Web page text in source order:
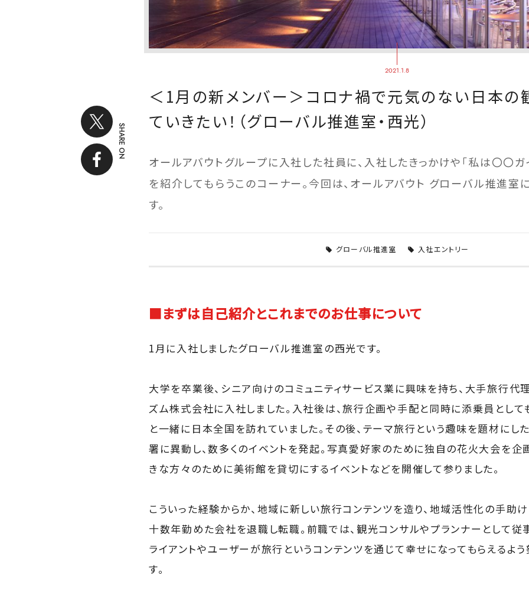
2021.1.8
SHARE ON
＜1月の新メンバー＞コロナ禍で元気のない日本の
ていきたい！（グローバル推進室・西光）
オールアバウトグループに入社した社員に、入社したきっかけや「私は〇〇ガ
を紹介してもらうこのコーナー。今回は、オールアバウト グローバル推進室
す。
グローバル推進室 入社エントリー
■まずは自己紹介とこれまでのお仕事について
1月に入社しましたグローバル推進室の西光です。
大学を卒業後、シニア向けのコミュニティサービス業に興味を持ち、大手旅行代
ズム株式会社に入社しました。入社後は、旅行企画や手配と同時に添乗員として
と一緒に日本全国を訪れていました。その後、テーマ旅行という趣味を題材にし
署に異動し、数多くのイベントを発起。写真愛好家のために独自の花火大会を企
きな方々のために美術館を貸切にするイベントなどを開催して参りました。
こういった経験からか、地域に新しい旅行コンテンツを造り、地域活性化の手助け
十数年勤めた会社を退職し転職。前職では、観光コンサルやプランナーとして従
ライアントやユーザーが旅行というコンテンツを通じて幸せになってもらえるよ
す。